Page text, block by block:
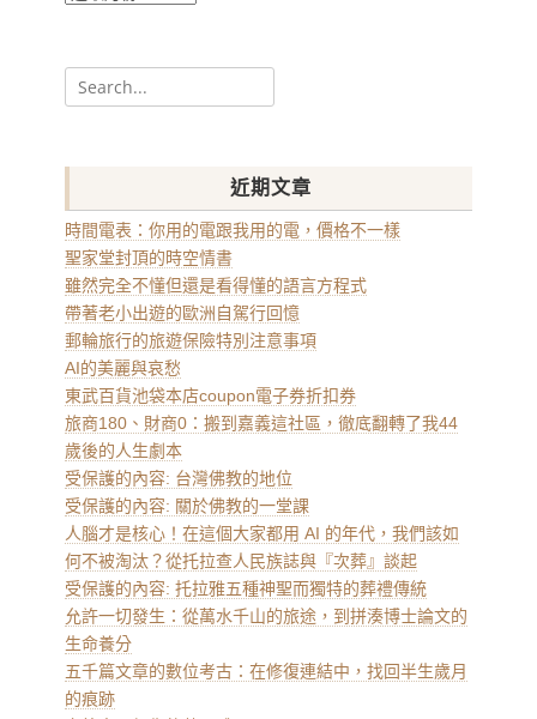
Search
for:
近期文章
時間電表：你用的電跟我用的電，價格不一樣
聖家堂封頂的時空情書
雖然完全不懂但還是看得懂的語言方程式
帶著老小出遊的歐洲自駕行回憶
郵輪旅行的旅遊保險特別注意事項
AI的美麗與哀愁
東武百貨池袋本店coupon電子券折扣券
旅商180、財商0：搬到嘉義這社區，徹底翻轉了我44
歲後的人生劇本
受保護的內容: 台灣佛教的地位
受保護的內容: 關於佛教的一堂課
人腦才是核心！在這個大家都用 AI 的年代，我們該如
何不被淘汰？從托拉查人民族誌與『次葬』談起
受保護的內容: 托拉雅五種神聖而獨特的葬禮傳統
允許一切發生：從萬水千山的旅途，到拼湊博士論文的
生命養分
五千篇文章的數位考古：在修復連結中，找回半生歲月
的痕跡